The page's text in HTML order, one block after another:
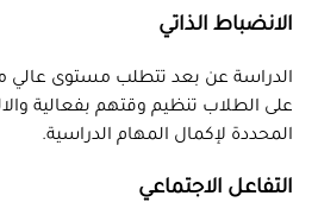
الانضباط الذاتي
الدراسة عن بعد تتطلب مستوى عالي
على الطلاب تنظيم وقتهم بفعالية
المحددة لإكمال المهام الدراسية.
التفاعل الاجتماعي